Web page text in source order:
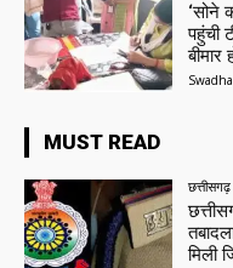
‘सोने
पहुंची
Swadha
MUST READ
छत्तीसगढ़
मिली